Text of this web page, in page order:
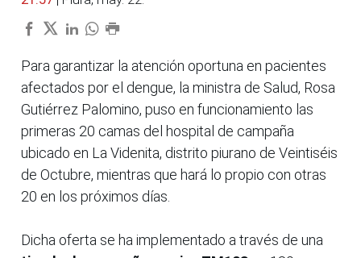
Para garantizar la atención oportuna en pacientes
afectados por el dengue, la ministra de Salud, Rosa
Gutiérrez Palomino, puso en funcionamiento las
primeras 20 camas del hospital de campaña
ubicado en La Videnita, distrito piurano de Veintiséis
de Octubre, mientras que hará lo propio con otras
20 en los próximos días.
Dicha oferta se ha implementado a través de una